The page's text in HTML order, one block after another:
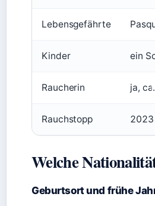
Lebensgefährte
Kinder ein
Raucherin ja,
Rauchstopp 2023
Welche
Geburtsort und frühe